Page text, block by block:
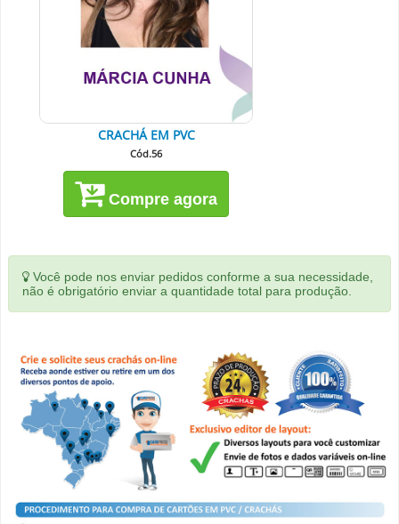
CRACHÁ EM PVC
Cód.56
Compre agora
Você pode nos enviar pedidos conforme a sua necessidade,
não é obrigatório enviar a quantidade total para produção.